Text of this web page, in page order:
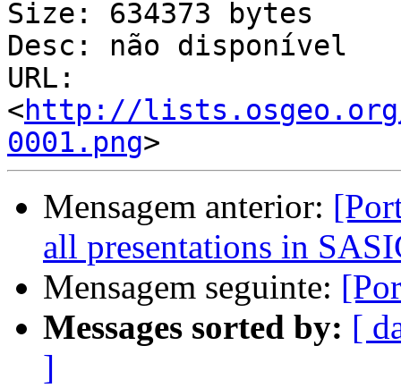
Size: 634373 bytes
Desc: não disponível
URL:
<http://lists.osgeo.org/
0001.png
Mensagem anterior:
all presentations in
Mensagem seguinte:
Messages sorted by: [
]